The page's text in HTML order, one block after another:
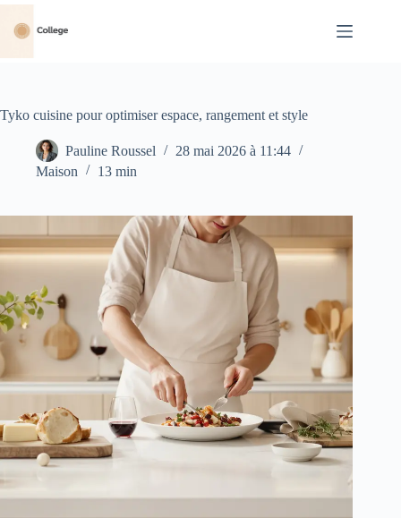
Passer
contenu
Tyko cuisine pour optimiser espace, rangement et style
Pauline Roussel
28 mai 2026 à 11:44
Maison
13 min